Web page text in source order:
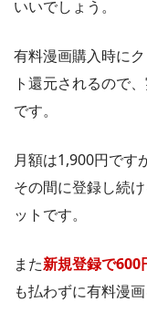
いいでしょう。
有料漫画購入時に
ト還元されるので
です。
月額は1,900円です
その間に登録し続
ットです。
また新規登録で600
も払わずに有料漫